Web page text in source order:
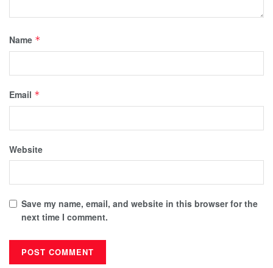
Name *
Email *
Website
Save my name, email, and website in this browser for the
next time I comment.